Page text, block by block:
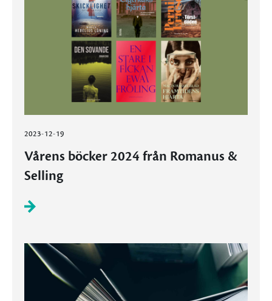
2023-12-19
Vårens böcker 2024 från Romanus &
Selling